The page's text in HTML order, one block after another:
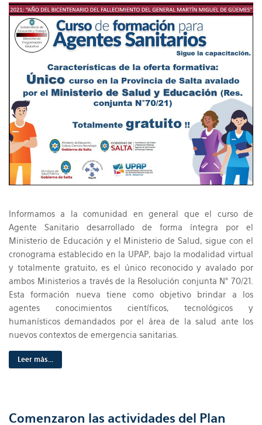
Informamos a la comunidad en general que el curso de
Agente Sanitario desarrollado de forma íntegra por el
Ministerio de Educación y el Ministerio de Salud, sigue con el
cronograma establecido en la UPAP, bajo la modalidad virtual
y totalmente gratuito, es el único reconocido y avalado por
ambos Ministerios a través de la Resolución conjunta N° 70/21.
Esta formación nueva tiene como objetivo brindar a los
agentes conocimientos científicos, tecnológicos y
humanísticos demandados por el área de la salud ante los
nuevos contextos de emergencia sanitarias.
Leer más...
Comenzaron las actividades del Plan